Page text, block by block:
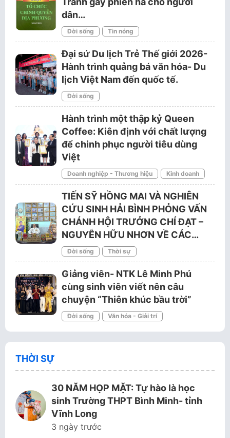
dân…
Đời sống Tin nóng
Đại sứ Du lịch Trẻ Thế giới 2026-
Hành trình quảng bá văn hóa- Du
lịch Việt Nam đến quốc tế.
Đời sống
Hành trình một thập kỷ Queen
Coffee: Kiên định với chất lượng
để chinh phục người tiêu dùng
Việt
Doanh nghiệp - Thương hiệu Kinh doanh
TIẾN SỸ HỒNG MAI VÀ NGHIÊN
CỨU SINH HẢI BÌNH PHỎNG VẤN
CHÁNH HỘI TRƯỞNG CHÍ ĐẠT –
NGUYỄN HỮU NHƠN VỀ CÁC…
Đời sống Thời sự
Giảng viên- NTK Lê Minh Phú
cùng sinh viên viết nên câu
chuyện “Thiên khúc bầu trời”
Đời sống Văn hóa - Giải trí
THỜI SỰ
30 NĂM HỌP MẶT: Tự hào là học
sinh Trường THPT Bình Minh- tỉnh
Vĩnh Long
3 ngày trước